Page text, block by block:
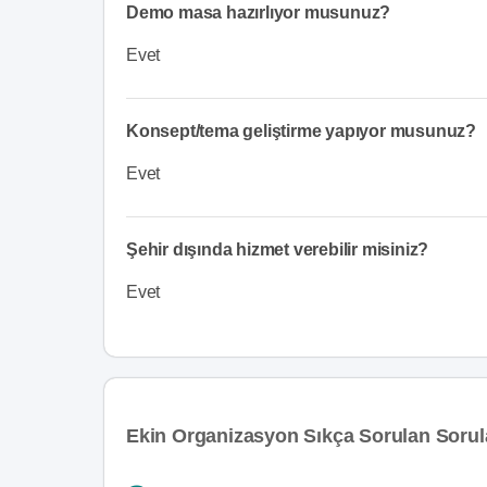
Demo masa hazırlıyor musunuz?
Evet
Konsept/tema geliştirme yapıyor musunuz?
Evet
Şehir dışında hizmet verebilir misiniz?
Evet
Ekin Organizasyon Sıkça Sorulan